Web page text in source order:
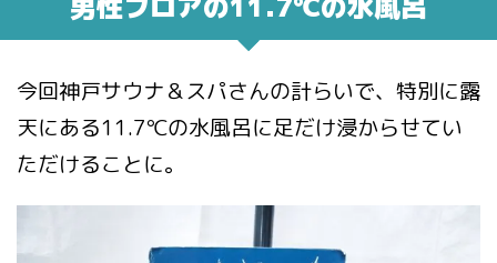
今回神戸サウナ＆スパさんの計らいで、特別に露
天にある11.7℃の水風呂に足だけ浸からせてい
ただけることに。